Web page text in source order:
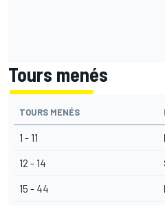
Tours menés
TOURS MENÉS
1 - 11
12 - 14
15 - 44